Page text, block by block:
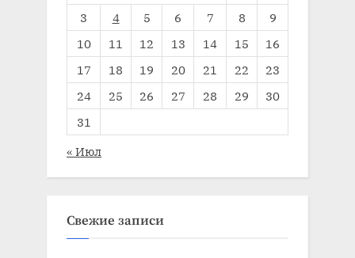
3
4 5 6 7 8
9
10
11 12 13 14 15
16
17
18 19 20 21 22
23
24
25 26 27 28 29
30
31
« Июл
Свежие записи